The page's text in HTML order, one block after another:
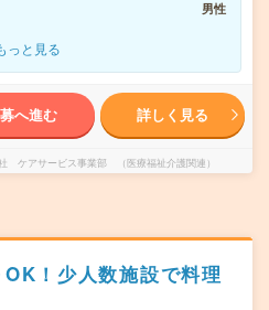
男性
っと見る
へ進む 詳しく見る
ケアサービス事業部 （医療福祉介護関連）
OK！少人数施設で料理